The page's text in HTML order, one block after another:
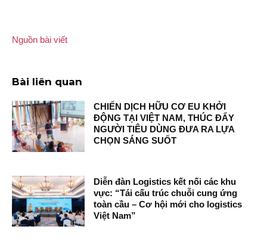
Nguồn bài viết
Bài liên quan
CHIẾN DỊCH HỮU CƠ EU KHỞI
ĐỘNG TẠI VIỆT NAM, THÚC ĐẨY
NGƯỜI TIÊU DÙNG ĐƯA RA LỰA
CHỌN SÁNG SUỐT
Diễn đàn Logistics kết nối các khu
vực: “Tái cấu trúc chuỗi cung ứng
toàn cầu – Cơ hội mới cho logistics
Việt Nam”